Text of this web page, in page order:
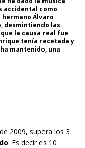
accidental como
Álvaro
desmintiendo las
la causa real fue
tenía recetada y
mantenido, una
de 2009, supera los 3
. Es decir es 10